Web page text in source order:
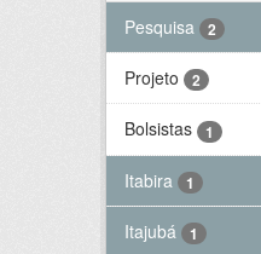
Pesquisa
2
Projeto 2
Bolsistas 1
Itabira 1
Itajubá 1